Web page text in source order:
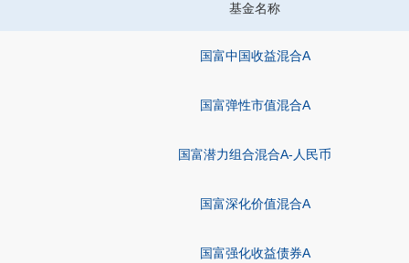
基金名称
国富中国收益混合A
国富弹性市值混合A
国富潜力组合混合A-人民币
国富深化价值混合A
国富强化收益债券A